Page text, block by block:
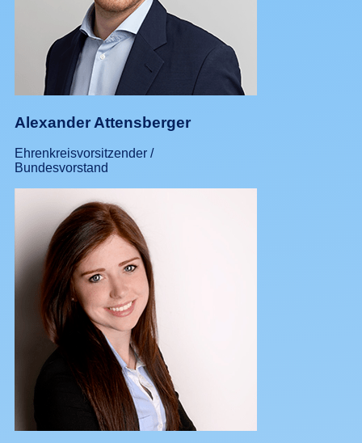
Alexander Attensberger
Ehrenkreisvorsitzender /
Bundesvorstand